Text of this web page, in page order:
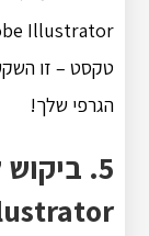
טקסט – זו
הגרפי שלך!